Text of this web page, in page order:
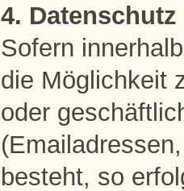
4. Datenschutz
Sofern
die Möglichkeit
oder
besteht, so